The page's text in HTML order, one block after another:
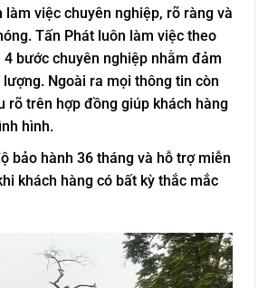
làm việc chuyên nghiệp, rõ ràng và
Tấn Phát luôn làm việc theo
4 bước chuyên nghiệp nhằm đảm
lượng. Ngoài ra mọi thông tin còn
rõ trên hợp đồng giúp khách hàng
hình.
bảo hành 36 tháng và hỗ trợ miễn
khách hàng có bất kỳ thắc mắc